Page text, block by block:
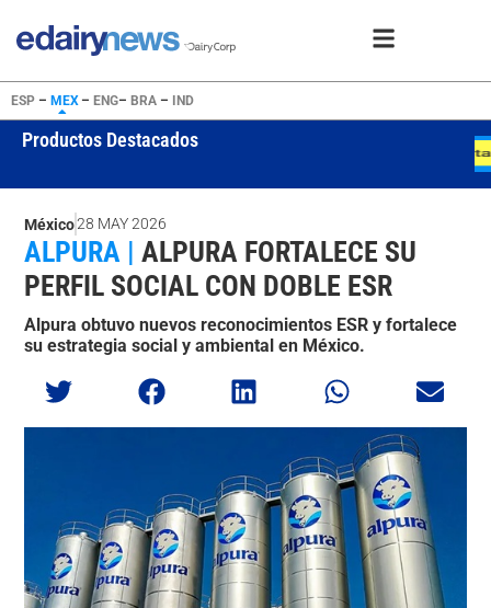
ESP – MEX– ENG– BRA – IND
Productos Destacados
WMPUSD 4050
México28 MAY 2026
ALPURA | ALPURA FORTALECE SU
PERFIL SOCIAL CON DOBLE ESR
Alpura obtuvo nuevos reconocimientos ESR y fortalece
su estrategia social y ambiental en México.